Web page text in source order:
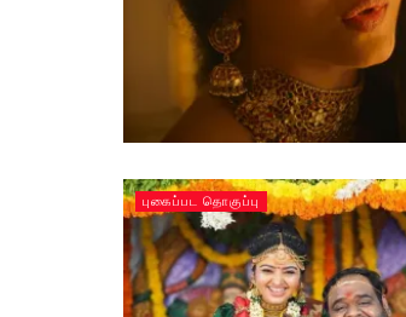
புகைப்பட தொகுப்பு